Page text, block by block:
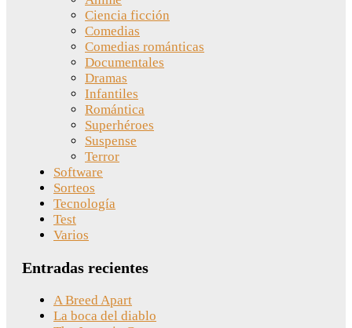
Ciencia ficción
Comedias
Comedias románticas
Documentales
Dramas
Infantiles
Romántica
Superhéroes
Suspense
Terror
Software
Sorteos
Tecnología
Test
Varios
Entradas recientes
A Breed Apart
La boca del diablo